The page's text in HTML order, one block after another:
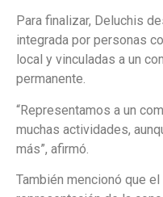
Para finalizar, Deluchis
integrada por personas
local y vinculadas a un
permanente.
“Representamos a un
muchas actividades,
más”, afirmó.
También mencionó que